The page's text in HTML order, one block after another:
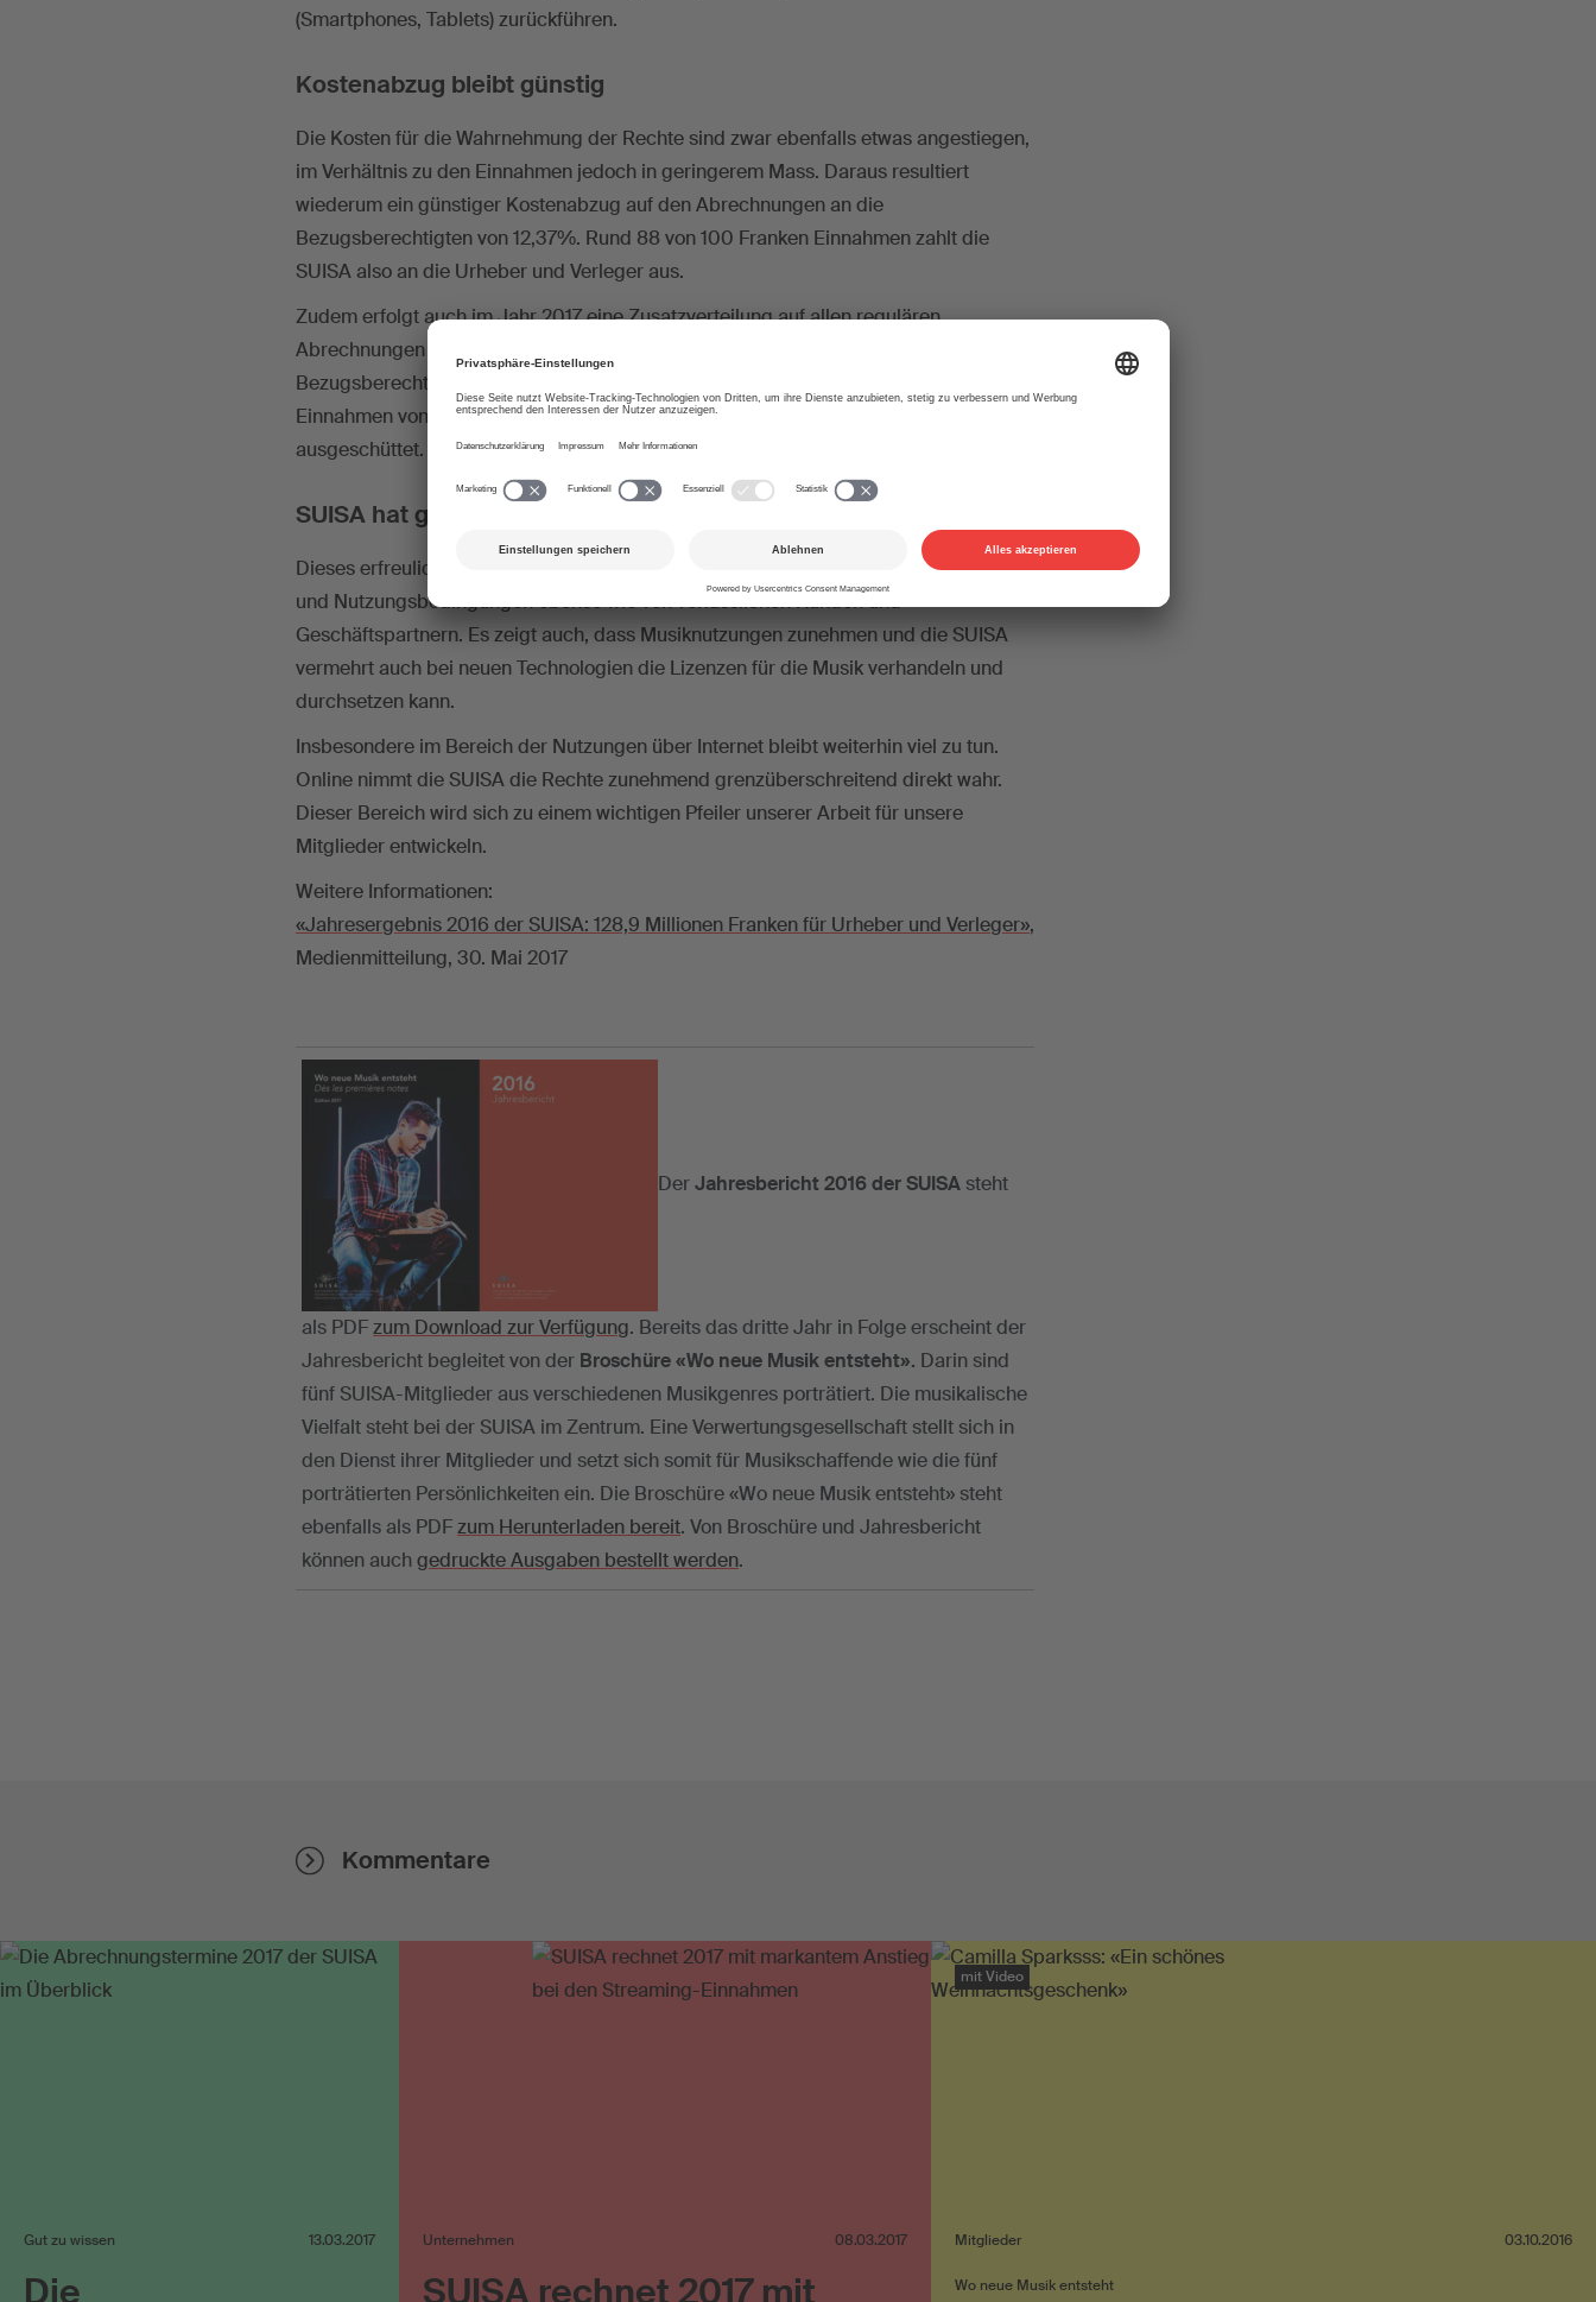
(Smartphones, Tablets) zurückführen.
Kostenabzug bleibt günstig
Die Kosten für die Wahrnehmung der Rechte sind zwar ebenfalls etwas angestiegen,
im Verhältnis zu den Einnahmen jedoch in geringerem Mass. Daraus resultiert
wiederum ein günstiger Kostenabzug auf den Abrechnungen an die
Bezugsberechtigten von 12,37%. Rund 88 von 100 Franken Einnahmen zahlt die
SUISA also an die Urheber und Verleger aus.
Zudem erfolgt auch im Jahr 2017 eine Zusatzverteilung auf allen regulären
Abrechnungen von gegenwärtig 7%. Dabei handelt es sich um Gelder, für welche die
Bezugsberechtigten nicht auffindbar sind. Nach Ablauf von 5 Jahren werden solche
Einnahmen von der SUISA als Zusatzverteilung auf allen Abrechnungen
ausgeschüttet.
SUISA hat gut verhandelt und weiterhin viel zu tun
Dieses erfreuliche Jahresergebnis zeugt von erfolgreichen Verhandlungen für Tarife
und Nutzungsbedingungen ebenso wie von verlässlichen Kunden und
Geschäftspartnern. Es zeigt auch, dass Musiknutzungen zunehmen und die SUISA
vermehrt auch bei neuen Technologien die Lizenzen für die Musik verhandeln und
durchsetzen kann.
Insbesondere im Bereich der Nutzungen über Internet bleibt weiterhin viel zu tun.
Online nimmt die SUISA die Rechte zunehmend grenzüberschreitend direkt wahr.
Dieser Bereich wird sich zu einem wichtigen Pfeiler unserer Arbeit für unsere
Mitglieder entwickeln.
Weitere Informationen:
«Jahresergebnis 2016 der SUISA: 128,9 Millionen Franken für Urheber und Verleger»,
Medienmitteilung, 30. Mai 2017
DerJahresbericht 2016 der SUISA steht
als PDFzum Download zur Verfügung. Bereits das dritte Jahr in Folge erscheint der
Jahresbericht begleitet von der Broschüre «Wo neue Musik entsteht». Darin sind
fünf SUISA-Mitglieder aus verschiedenen Musikgenres porträtiert. Die musikalische
Vielfalt steht bei der SUISA im Zentrum. Eine Verwertungsgesellschaft stellt sich in
den Dienst ihrer Mitglieder und setzt sich somit für Musikschaffende wie die fünf
porträtierten Persönlichkeiten ein. Die Broschüre «Wo neue Musik entsteht» steht
ebenfalls als PDFzum Herunterladen bereit. Von Broschüre und Jahresbericht
können auchgedruckte Ausgaben bestellt werden.
Kommentare
Gut zu wissen 13.03.2017
Die
Unternehmen 08.03.2017
SUISA rechnet 2017 mit
mit Video
Mitglieder 03.10.2016
Wo neue Musik entsteht